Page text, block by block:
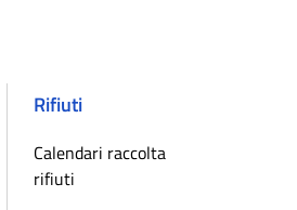
Rifiuti
Calendari raccolta
rifiuti